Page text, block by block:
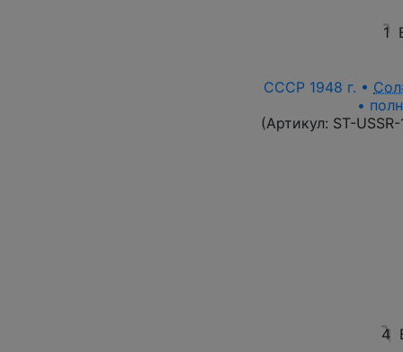
1
СССР 1948 г. •
•
(Артикул: ST-
4